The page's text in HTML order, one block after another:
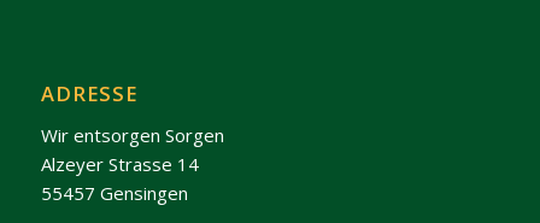
ADRESSE
Wir entsorgen Sorgen
Alzeyer Strasse 14
55457 Gensingen